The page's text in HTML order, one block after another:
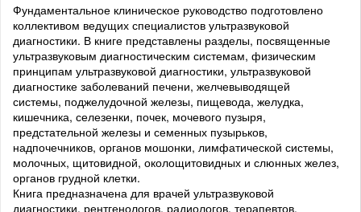
Фундаментальное клиническое руководство подготовлено
коллективом ведущих специалистов ультразвуковой
диагностики. В книге представлены разделы, посвященные
ультразвуковым диагностическим системам, физическим
принципам ультразвуковой диагностики, ультразвуковой
диагностике заболеваний печени, желчевыводящей
системы, поджелудочной железы, пищевода, желудка,
кишечника, селезенки, почек, мочевого пузыря,
предстательной железы и семенных пузырьков,
надпочечников, органов мошонки, лимфатической системы,
молочных, щитовидной, околощитовидных и слюнных желез,
органов грудной клетки.
Книга предназначена для врачей ультразвуковой
диагностики, рентгенологов, радиологов, терапевтов,